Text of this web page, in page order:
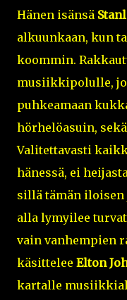
Hänen isänsä
alkuunkaan, kun
koommin.
musiikkipolulle,
puhkeamaan
hörhelöasuin,
Valitettavasti
hänessä, ei
sillä tämän iloisen
alla lymyilee
vain vanhempien
käsittelee Elton
kartalle